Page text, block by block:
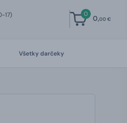
17)
0 0,00 €
Všetky darčeky